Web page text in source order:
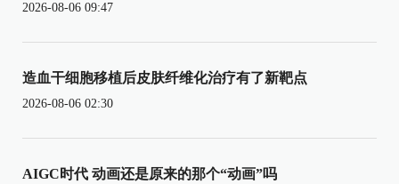
2026-08-06 09:47
造血干细胞移植后皮肤纤维化治疗有了新靶点
2026-08-06 02:30
AIGC时代 动画还是原来的那个“动画”吗